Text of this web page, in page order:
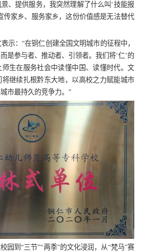
、提供服务，我突然理解了什么叫‘技能报
传家乡、服务家乡，这份价值感是无法替代
示：“在铜仁创建全国文明城市的征程中，
是参与者、推动者、引领者。我们将‘仁’的
生在服务社会中读懂中国、读懂时代。文
继续扎根黔东大地，以高校之力赋能城市
市最持久的竞争力。”
园到“三节”“两季”的文化浸润，从“梵马”赛